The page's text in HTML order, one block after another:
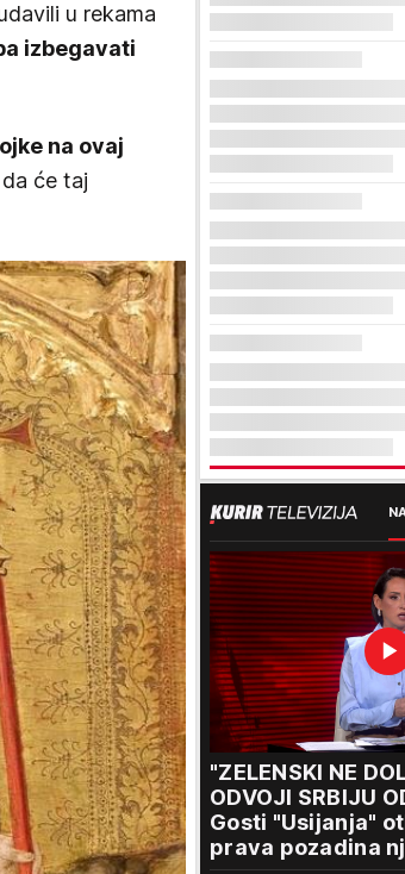
u rekama
izbegavati
na ovaj
će taj
"ZELENSKI NE
ODVOJI SRBIJU
Gosti "Usijanja"
prava pozadina